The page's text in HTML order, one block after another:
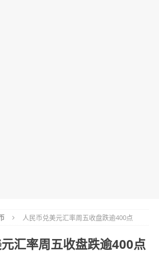
人民币兑美元汇率周五收盘跌逾400点
汇率周五收盘跌逾400点